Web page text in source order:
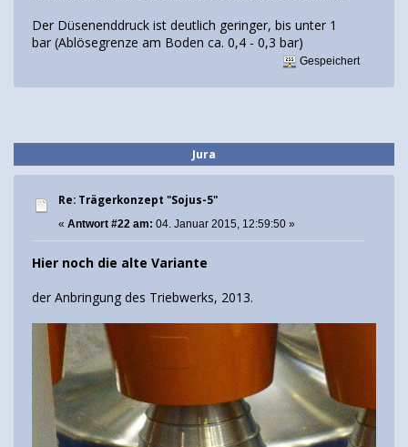
Der Düsenenddruck ist deutlich geringer, bis unter 1
bar (Ablösegrenze am Boden ca. 0,4 - 0,3 bar)
Gespeichert
Jura
Re: Trägerkonzept "Sojus-5"
« Antwort #22 am: 04. Januar 2015, 12:59:50 »
Hier noch die alte Variante
der Anbringung des Triebwerks, 2013.